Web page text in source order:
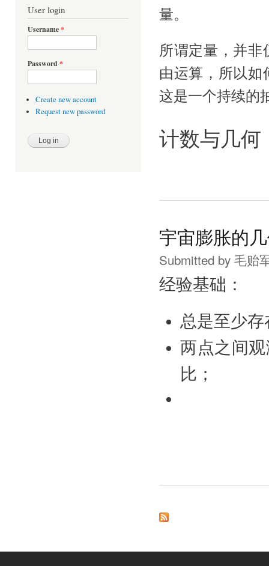
User login
Username*
Password *
Create new account
Request new password
量。
所谓定量，并非
由运算，所以如
这是一个持续的
计数与几何
宇宙膨胀的
Submitted by 毛贻
经验基础：
总是至少
两点之间
比；